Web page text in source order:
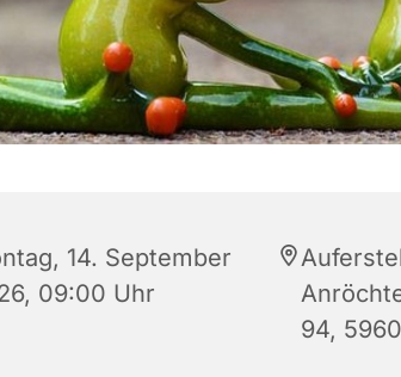
14. September
09:00 Uhr
94,